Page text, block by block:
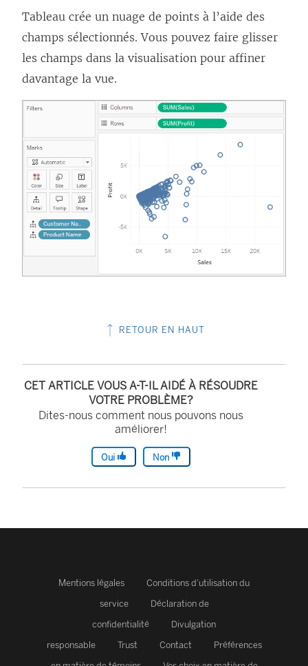
Tableau crée un nuage de points à l’aide des
champs sélectionnés. Vous pouvez faire glisser
les champs dans la visualisation pour affiner
davantage la vue.
RETOUR EN HAUT
CET ARTICLE VOUS A-T-IL AIDÉ À RÉSOUDRE
VOTRE PROBLÈME?
Dites-nous comment nous pouvons nous
améliorer!
Oui Non
Mentions légales
Conditions d’utilisation du
service
Déclaration de
confidentialité
Divulgation
responsable
Trust Contact
Préférences